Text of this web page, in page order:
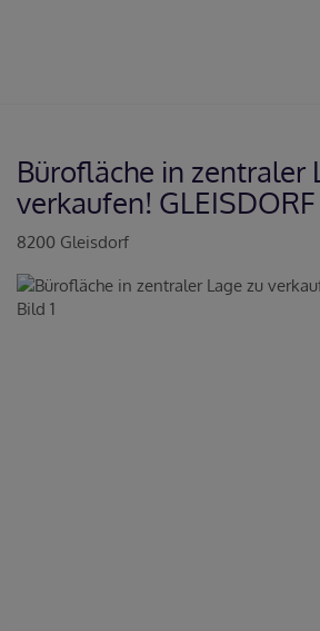
Bürofläche in zentraler
verkaufen! GLEISDORF
8200 Gleisdorf